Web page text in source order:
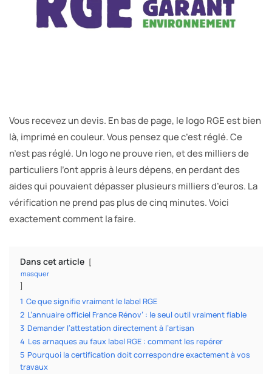
Vous recevez un devis. En bas de page, le logo RGE est bien
là, imprimé en couleur. Vous pensez que c’est réglé. Ce
n’est pas réglé. Un logo ne prouve rien, et des milliers de
particuliers l’ont appris à leurs dépens, en perdant des
aides qui pouvaient dépasser plusieurs milliers d’euros. La
vérification ne prend pas plus de cinq minutes. Voici
exactement comment la faire.
Dans cet article
masquer
1 Ce que signifie vraiment le label RGE
2 L’annuaire officiel France Rénov’ : le seul outil vraiment fiable
3 Demander l’attestation directement à l’artisan
4 Les arnaques au faux label RGE : comment les repérer
5 Pourquoi la certification doit correspondre exactement à vos
travaux